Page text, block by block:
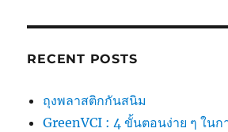
RECENT POSTS
ถุงพลาสติกกันสนิม
GreenVCI : 4 ขั้นตอนง่าย ๆ ในก